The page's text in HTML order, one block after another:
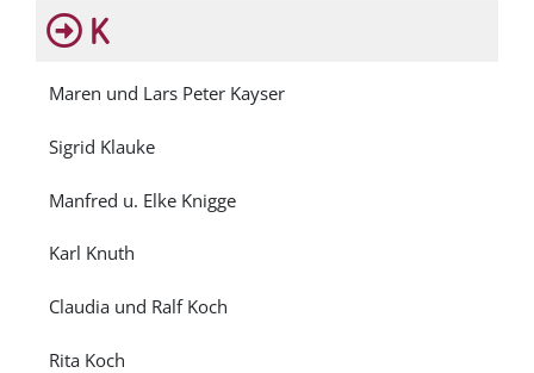
K
Maren und Lars Peter Kayser
Sigrid Klauke
Manfred u. Elke Knigge
Karl Knuth
Claudia und Ralf Koch
Rita Koch